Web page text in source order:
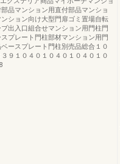
品マンション用直付部品マンショ
ション向け大型門扉ゴミ置場自転
出入口組合せマンション用門柱門
プレート門柱部材マンション用門
ースプレート門柱別売品総合１０
９１０４０１０４０１０４０１０